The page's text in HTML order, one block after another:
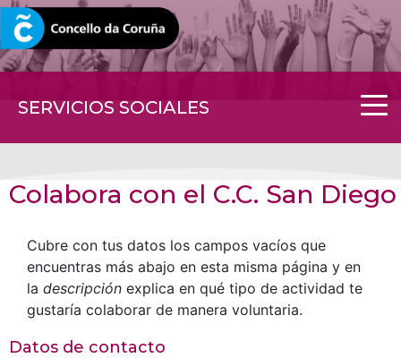
SERVICIOS SOCIALES
CORUNA.GAL
Colabora con el C.C. San Diego
Cubre con tus datos los campos vacíos que
encuentras más abajo en esta misma página y en
la descripción explica en qué tipo de actividad te
gustaría colaborar de manera voluntaria.
Datos de contacto